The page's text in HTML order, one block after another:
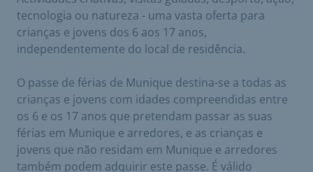
tecnologia ou natureza - uma vasta oferta para
crianças e jovens dos 6 aos 17 anos,
independentemente do local de residência.
O passe de férias de Munique destina-se a todas as
crianças e jovens com idades compreendidas entre
os 6 e os 17 anos que pretendam passar as suas
férias em Munique e arredores, e as crianças e
jovens que não residam em Munique e arredores
também podem adquirir este passe. É válido